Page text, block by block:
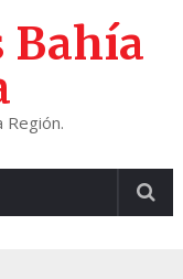
Bahía
Región.